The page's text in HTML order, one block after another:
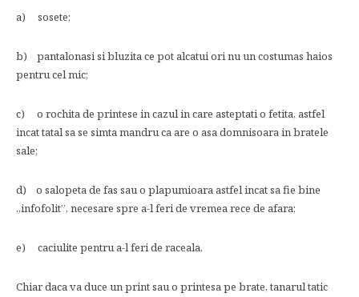
a) sosete;
b) pantalonasi si bluzita ce pot alcatui ori nu un costumas haios
pentru cel mic;
c) o rochita de printese in cazul in care asteptati o fetita, astfel
incat tatal sa se simta mandru ca are o asa domnisoara in bratele
sale;
d) o salopeta de fas sau o plapumioara astfel incat sa fie bine
„infofolit”, necesare spre a-l feri de vremea rece de afara;
e) caciulite pentru a-l feri de raceala.
Chiar daca va duce un print sau o printesa pe brate, tanarul tatic